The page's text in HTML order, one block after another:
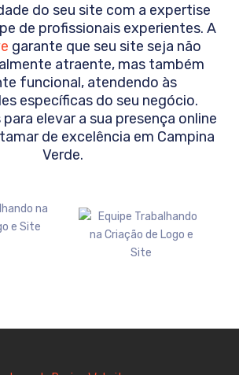
do seu site com a expertise
de profissionais experientes. A
garante que seu site seja não
atraente, mas também
funcional, atendendo às
específicas do seu negócio.
elevar a sua presença online
de excelência em Campina
Verde.